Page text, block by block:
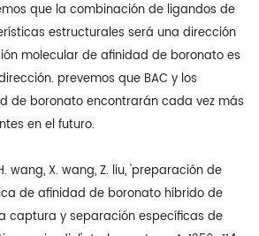
que la combinación de ligandos de
estructurales será una dirección
molecular de afinidad de boronato es
prevemos que BAC y los
de boronato encontrarán cada vez más
en el futuro.
H. wang, X. wang, Z. liu, 'preparación de
de afinidad de boronato híbrido de
captura y separación específicas de